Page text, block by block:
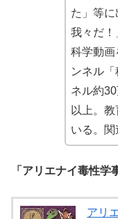
た」等
我々だ！
科学動画
ンネル
ネル約
以上。
いる。関
「アリエナイ毒性学
アリ